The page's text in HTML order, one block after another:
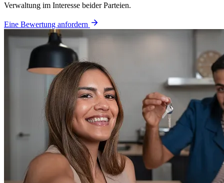
Verwaltung im Interesse beider Parteien.
Eine Bewertung anfordern